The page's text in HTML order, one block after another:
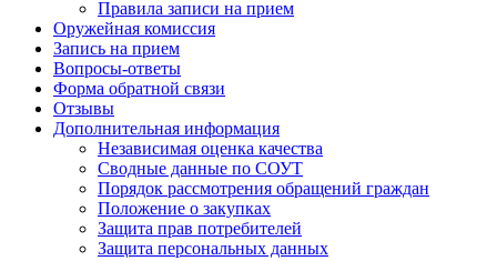
Правила записи на прием
Оружейная комиссия
Запись на прием
Вопросы-ответы
Форма обратной связи
Отзывы
Дополнительная информация
Независимая оценка качества
Сводные данные по СОУТ
Порядок рассмотрения обращений граждан
Положение о закупках
Защита прав потребителей
Защита персональных данных